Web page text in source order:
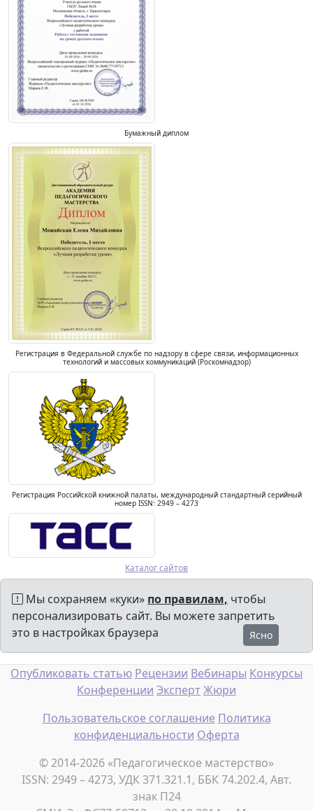
Бумажный диплом
Регистрация в Федеральной службе по надзору в сфере связи, информационных
технологий и массовых коммуникаций (Роскомнадзор)
Регистрация Российской книжной палаты, международный стандартный серийный
номер ISSN: 2949 – 4273
Каталог сайтов
Мы сохраняем «куки» по правилам, чтобы
персонализировать сайт. Вы можете запретить
это в настройках браузера
Ясно
Опубликовать статью Рецензии Вебинары Конкурсы
Конференции ЭкспертЖюри
Пользовательское соглашение Политика
конфиденциальности Оферта
© 2014-2026 «Педагогическое мастерство»
ISSN: 2949 – 4273, УДК 371.321.1, ББК 74.202.4, Авт.
знак П24